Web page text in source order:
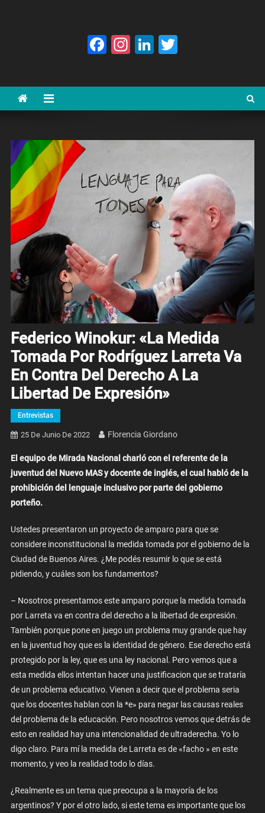
Facebook
Instagram
LinkedIn
Federico Winokur: «La Medida
Tomada Por Rodríguez Larreta Va
En Contra Del Derecho A La
Libertad De Expresión»
Entrevistas
25 De Junio De 2022 Florencia Giordano
El equipo de Mirada Nacional charló con el referente de la
juventud del Nuevo MAS y docente de inglés, el cual habló de la
prohibición del lenguaje inclusivo por parte del gobierno
porteño.
Ustedes presentaron un proyecto de amparo para que se
considere inconstitucional la medida tomada por el gobierno de la
Ciudad de Buenos Aires. ¿Me podés resumir lo que se está
pidiendo, y cuáles son los fundamentos?
– Nosotros presentamos este amparo porque la medida tomada
por Larreta va en contra del derecho a la libertad de expresión.
También porque pone en juego un problema muy grande que hay
en la juventud hoy que es la identidad de género. Ese derecho está
protegido por la ley, que es una ley nacional. Pero vemos que a
esta medida ellos intentan hacer una justificacion que se trataría
de un problema educativo. Vienen a decir que el problema seria
que los docentes hablan con la *e» para negar las causas reales
del problema de la educación. Pero nosotros vemos que detrás de
esto en realidad hay una intencionalidad de ultraderecha. Yo lo
digo claro. Para mí la medida de Larreta es de «facho » en este
momento, y veo la realidad todo lo días.
¿Realmente es un tema que preocupa a la mayoría de los
argentinos? Y por el otro lado, si este tema es importante que los